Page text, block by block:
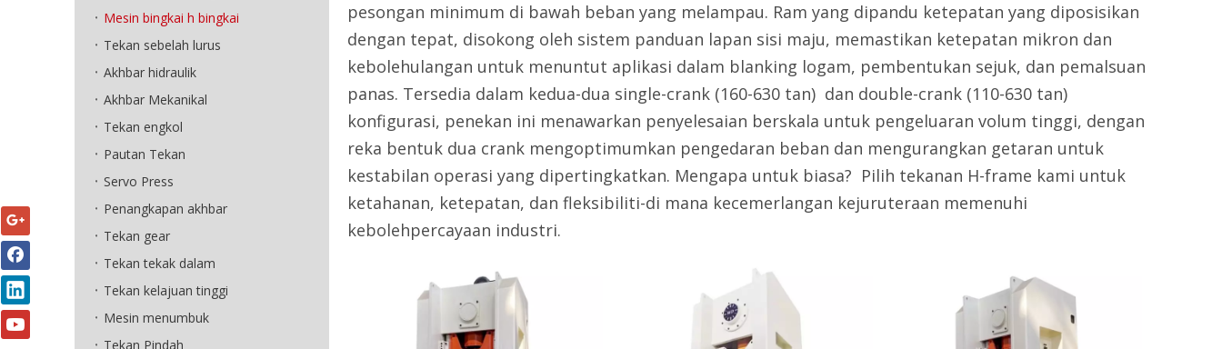
Mesin bingkai h bingkai
Tekan sebelah lurus
Akhbar hidraulik
Akhbar Mekanikal
Tekan engkol
Pautan Tekan
Servo Press
Penangkapan akhbar
Tekan gear
Tekan tekak dalam
Tekan kelajuan tinggi
Mesin menumbuk
Tekan Pindah
pesongan minimum di bawah beban yang melampau. Ram yang dipandu ketepatan yang diposisikan
dengan tepat, disokong oleh sistem panduan lapan sisi maju, memastikan ketepatan mikron dan
kebolehulangan untuk menuntut aplikasi dalam blanking logam, pembentukan sejuk, dan pemalsuan
panas. Tersedia dalam kedua-dua ‌single-crank (160-630 tan) ‌ dan ‌double-crank (110-630 tan) ‌
konfigurasi, penekan ini menawarkan penyelesaian berskala untuk pengeluaran volum tinggi, dengan
reka bentuk dua crank mengoptimumkan pengedaran beban dan mengurangkan getaran untuk
kestabilan operasi yang dipertingkatkan. ‌Mengapa untuk biasa? ‌ Pilih tekanan H-frame kami untuk
ketahanan, ketepatan, dan fleksibiliti-di mana kecemerlangan kejuruteraan memenuhi
kebolehpercayaan industri.